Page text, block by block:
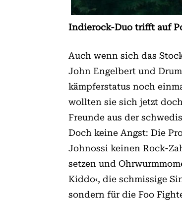
Indierock-Duo trifft auf
Auch wenn sich das
John Engelbert und
kämpferstatus noch
wollten sie sich jetzt
Freunde aus der
Doch keine Angst: Die
Johnossi keinen Rock-
setzen und
Kiddo‹, die schmissige
sondern für die Foo